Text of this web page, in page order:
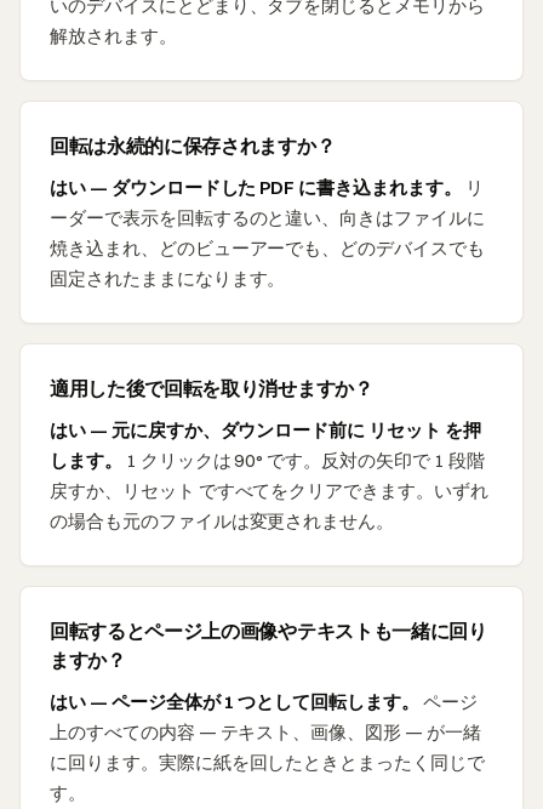
いのデバイスにとどまり、タブを閉じるとメモリから
解放されます。
回転は永続的に保存されますか？
はい — ダウンロードした PDF に書き込まれます。
リ
ーダーで表示を回転するのと違い、向きはファイルに
焼き込まれ、どのビューアーでも、どのデバイスでも
固定されたままになります。
適用した後で回転を取り消せますか？
はい — 元に戻すか、ダウンロード前に リセット を押
します。
1 クリックは 90° です。反対の矢印で 1 段階
戻すか、リセット ですべてをクリアできます。いずれ
の場合も元のファイルは変更されません。
回転するとページ上の画像やテキストも一緒に回り
ますか？
はい — ページ全体が 1 つとして回転します。
ページ
上のすべての内容 — テキスト、画像、図形 — が一緒
に回ります。実際に紙を回したときとまったく同じで
す。